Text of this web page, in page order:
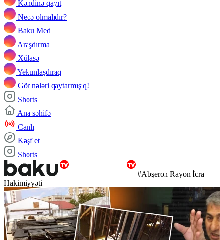
Kəndinə qayıt
Necə olmalıdır?
Baku Med
Araşdırma
Xülasə
Yekunlaşdıraq
Gör nələri qaytarmışıq!
Shorts
Ana səhifə
Canlı
Kəşf et
Shorts
#Abşeron Rayon İcra
Hakimiyyəti